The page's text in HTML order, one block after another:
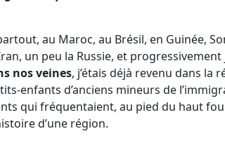
au Maroc, au Brésil, en Guinée,
un peu la Russie, et
nos veines, j’étais déjà revenu dans la
enfants d’anciens mineurs de
qui fréquentaient, au pied du haut
d’une région.